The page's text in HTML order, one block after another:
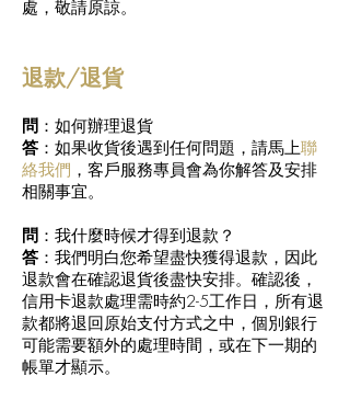
處，敬請原諒。
退款/退貨
問 ：如何辦理退貨
答 ：如果收貨後遇到任何問題，請馬上聯
絡我們 ，客戶服務專員會為你解答及安排
相關事宜。
問 ：我什麼時候才得到退款？
答 ：我們明白您希望盡快獲得退款，因此
退款會在確認退貨後盡快安排。確認後，
信用卡退款處理需時約2-5工作日，所有退
款都將退回原始支付方式之中，個別銀行
可能需要額外的處理時間，或在下一期的
帳單才顯示。